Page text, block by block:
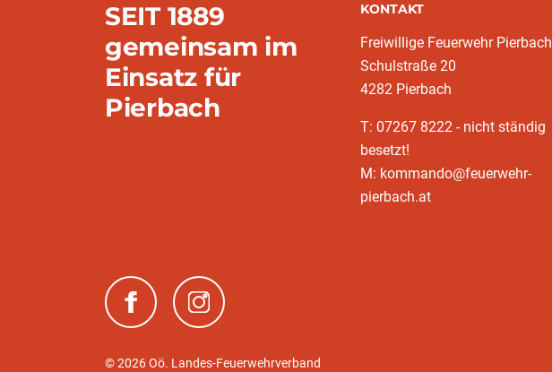
SEIT 1889
gemeinsam im
Einsatz für
Pierbach
KONTAKT
Freiwillige Feuerwehr Pierbach
Schulstraße 20
4282 Pierbach
T: 07267 8222 - nicht ständig
besetzt!
M: kommando@feuerwehr-
pierbach.at
(neues Fenster)(neues Fenster)
© 2026 Oö. Landes-Feuerwehrverband